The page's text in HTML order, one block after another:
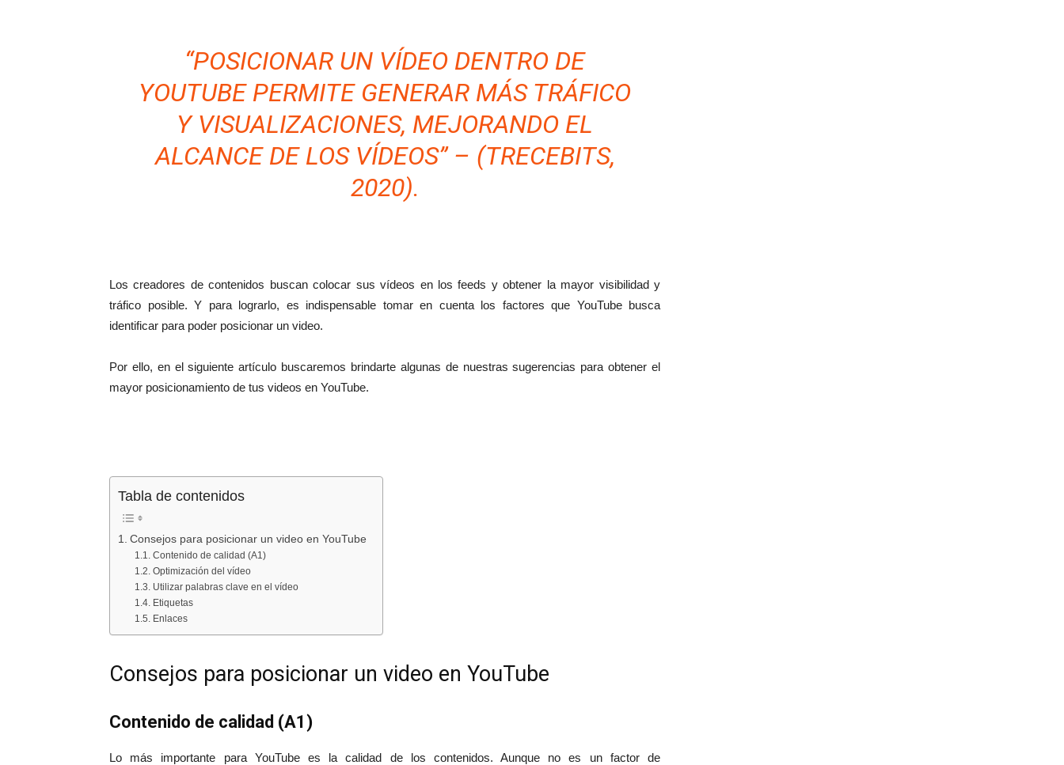
“POSICIONAR UN VÍDEO DENTRO DE
YOUTUBE PERMITE GENERAR MÁS TRÁFICO
Y VISUALIZACIONES, MEJORANDO EL
ALCANCE DE LOS VÍDEOS” – (TRECEBITS,
2020).
Los creadores de contenidos buscan colocar sus vídeos en los feeds y obtener la mayor visibilidad y
tráfico posible. Y para lograrlo, es indispensable tomar en cuenta los factores que YouTube busca
identificar para poder posicionar un video.
Por ello, en el siguiente artículo buscaremos brindarte algunas de nuestras sugerencias para obtener el
mayor posicionamiento de tus videos en YouTube.
Tabla de contenidos
Consejos para posicionar un video en YouTube
Contenido de calidad (A1)
Optimización del vídeo
Utilizar palabras clave en el vídeo
Etiquetas
Enlaces
Consejos para posicionar un video en YouTube
Contenido de calidad (A1)
Lo más importante para YouTube es la calidad de los contenidos. Aunque no es un factor de